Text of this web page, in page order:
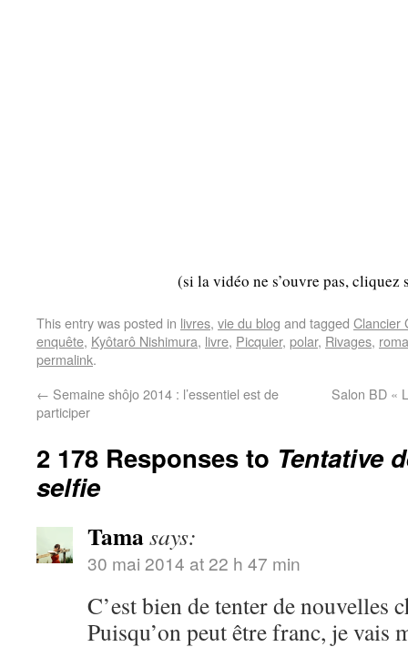
(si la vidéo ne s’ouvre pas, cliquez
This entry was posted in livres, vie du blog and tagged Clancier
enquête, Kyôtarô Nishimura, livre, Picquier, polar, Rivages,
permalink.
← Semaine shôjo 2014 : l’essentiel est de
participer
Salon BD «
2 178 Responses to Tentative
selfie
Tamasays:
30 mai 2014 at 22 h 47 min
C’est bien de tenter de nouvelles
Puisqu’on peut être franc, je vais